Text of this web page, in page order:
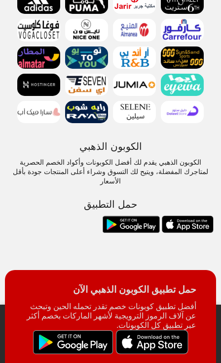
الكوبون الذهبي
الكوبون الذهبي يقدم لك أفضل الكوبونات وأكواد الخصم الحصرية
لمتاجرك المفضلة، ويتيح لك التسوق وشراء أعلى المنتجات جودة بأقل
الأسعار
حمل التطبيق
حمل تطبيق الكوبون الذهبي الآن
أفضل تطبيق كوبونات خصم تقدر تحمله الحين وتبحث
عن آلاف الرموز الترويجية لأشهر الماركات بخصم أكثر
عبر تطبيق كل الكوبونات.